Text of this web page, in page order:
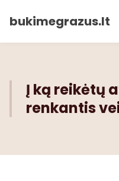
bukimegrazus.lt
Į ką reikėtų
renkantis